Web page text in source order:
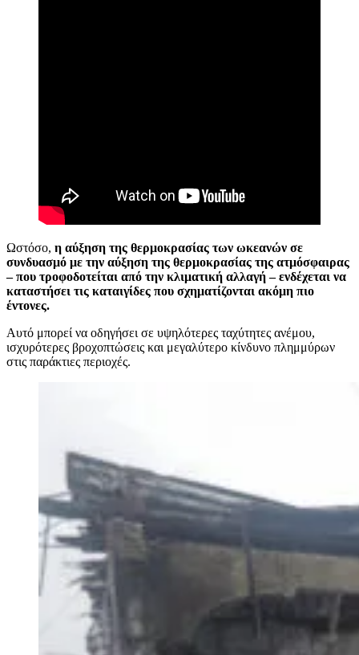
Ωστόσο, η αύξηση της θερμοκρασίας των ωκεανών σε
συνδυασμό με την αύξηση της θερμοκρασίας της ατμόσφαιρας
– που τροφοδοτείται από την κλιματική αλλαγή – ενδέχεται να
καταστήσει τις καταιγίδες που σχηματίζονται ακόμη πιο
έντονες.
Αυτό μπορεί να οδηγήσει σε υψηλότερες ταχύτητες ανέμου,
ισχυρότερες βροχοπτώσεις και μεγαλύτερο κίνδυνο πλημμύρων
στις παράκτιες περιοχές.